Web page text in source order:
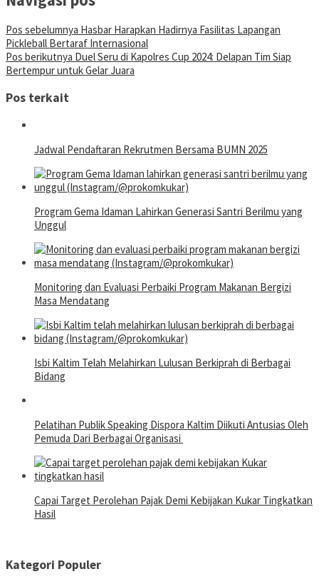
Pos sebelumnya Hasbar Harapkan Hadirnya Fasilitas Lapangan
Pickleball Bertaraf Internasional
Pos berikutnya Duel Seru di Kapolres Cup 2024: Delapan Tim Siap
Bertempur untuk Gelar Juara
Pos terkait
Jadwal Pendaftaran Rekrutmen Bersama BUMN 2025
Program Gema Idaman Lahirkan Generasi Santri Berilmu yang
Unggul
Monitoring dan Evaluasi Perbaiki Program Makanan Bergizi
Masa Mendatang
Isbi Kaltim Telah Melahirkan Lulusan Berkiprah di Berbagai
Bidang
Pelatihan Publik Speaking Dispora Kaltim Diikuti Antusias Oleh
Pemuda Dari Berbagai Organisasi
Capai Target Perolehan Pajak Demi Kebijakan Kukar Tingkatkan
Hasil
Kategori Populer